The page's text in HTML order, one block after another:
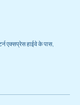
एक्सप्रेस हाईवे के पास,